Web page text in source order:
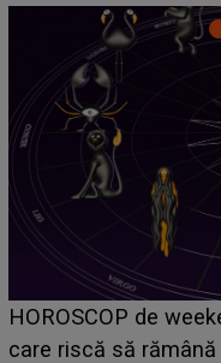
Emanuel a ținut
acum! În fața